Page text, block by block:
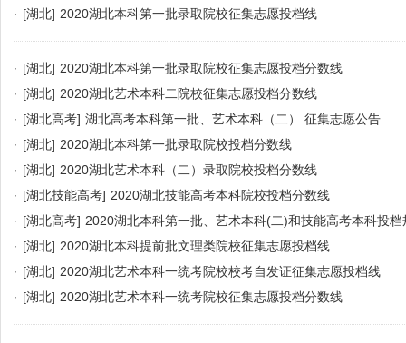
· [湖北] 2020湖北本科第一批录取院校征集志愿投档线
· [湖北] 2020湖北本科第一批录取院校征集志愿投档分数线
· [湖北] 2020湖北艺术本科二院校征集志愿投档分数线
· [湖北高考] 湖北高考本科第一批、艺术本科（二） 征集志愿公告
· [湖北] 2020湖北本科第一批录取院校投档分数线
· [湖北] 2020湖北艺术本科（二）录取院校投档分数线
· [湖北技能高考] 2020湖北技能高考本科院校投档分数线
· [湖北高考] 2020湖北本科第一批、艺术本科(二)和技能高考本科投档
· [湖北] 2020湖北本科提前批文理类院校征集志愿投档线
· [湖北] 2020湖北艺术本科一统考院校校考自发证征集志愿投档线
· [湖北] 2020湖北艺术本科一统考院校征集志愿投档分数线